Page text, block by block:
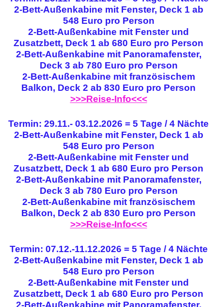
2-Bett-Außenkabine mit Fenster, Deck 1 ab
548 Euro pro Person
2-Bett-Außenkabine mit Fenster und
Zusatzbett, Deck 1 ab 680 Euro pro Person
2-Bett-Außenkabine mit Panoramafenster,
Deck 3 ab 780 Euro pro Person
2-Bett-Außenkabine mit französischem
Balkon, Deck 2 ab 830 Euro pro Person
>>>Reise-Info<<<
Termin: 29.11.- 03.12.2026 = 5 Tage / 4 Nächte
2-Bett-Außenkabine mit Fenster, Deck 1 ab
548 Euro pro Person
2-Bett-Außenkabine mit Fenster und
Zusatzbett, Deck 1 ab 680 Euro pro Person
2-Bett-Außenkabine mit Panoramafenster,
Deck 3 ab 780 Euro pro Person
2-Bett-Außenkabine mit französischem
Balkon, Deck 2 ab 830 Euro pro Person
>>>Reise-Info<<<
Termin: 07.12.-11.12.2026 = 5 Tage / 4 Nächte
2-Bett-Außenkabine mit Fenster, Deck 1 ab
548 Euro pro Person
2-Bett-Außenkabine mit Fenster und
Zusatzbett, Deck 1 ab 680 Euro pro Person
2-Bett-Außenkabine mit Panoramafenster,